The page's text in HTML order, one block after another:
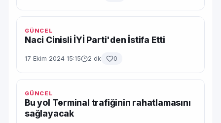
GÜNCEL
Naci Cinisli İYİ Parti'den İstifa Etti
17 Ekim 2024 15:15 2 dk 0
GÜNCEL
Bu yol Terminal trafiğinin rahatlamasını
sağlayacak